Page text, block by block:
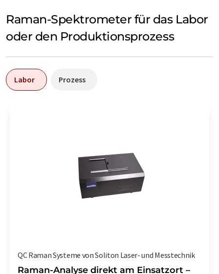
Raman-Spektrometer für das Labor
oder den Produktionsprozess
Labor Prozess
QC Raman Systeme von Soliton Laser- und Messtechnik
Raman-Analyse direkt am Einsatzort –